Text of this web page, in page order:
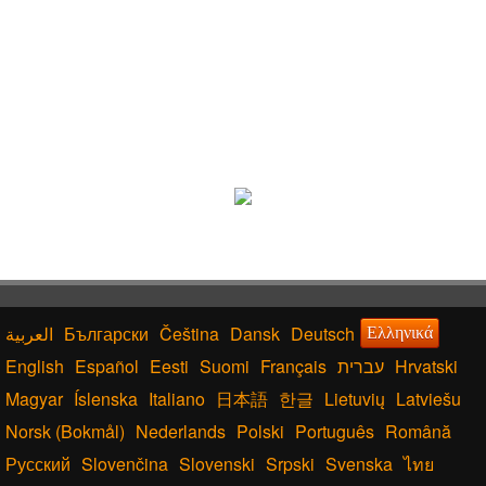
Български Čeština Dansk Deutsch Ελληνικά
English Español Eesti Suomi Français עברית Hrvatski
Magyar Íslenska Italiano 日本語 한글 Lietuvių Latviešu
Norsk (Bokmål) Nederlands Polski Português Română
Русский Slovenčina Slovenski Srpski Svenska ไทย